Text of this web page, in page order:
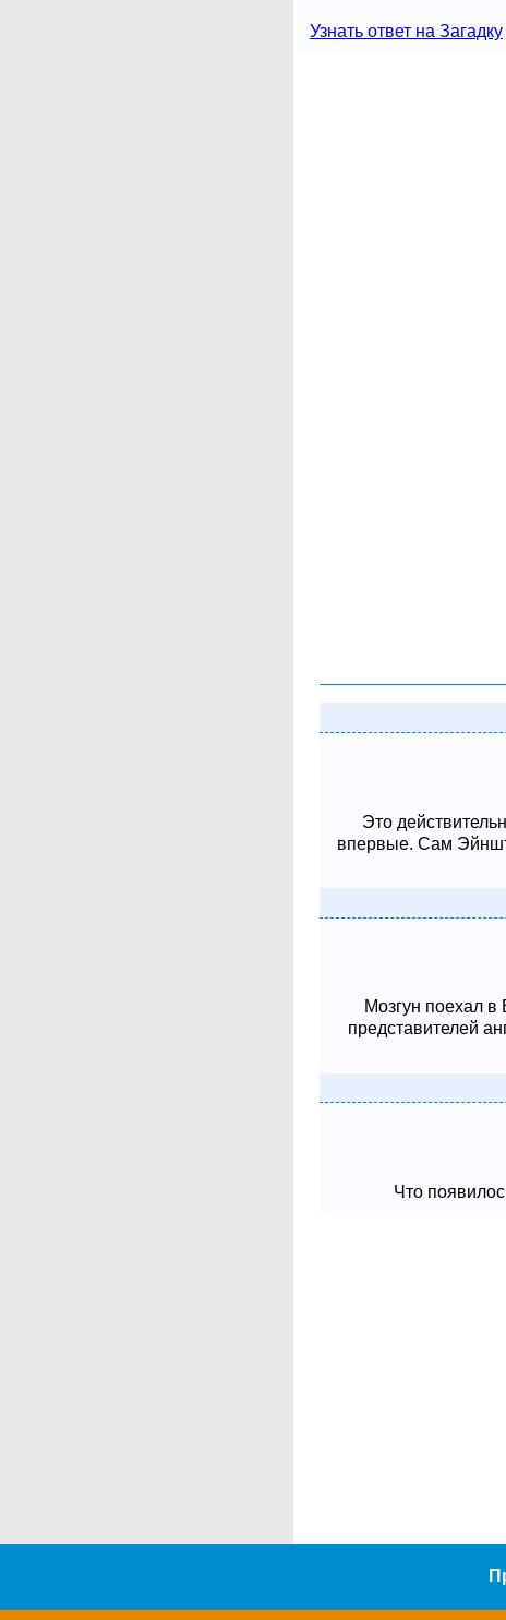
Узнать ответ на Загадку
Это
впервые. Сам
Мозгун поехал
представителей
Что